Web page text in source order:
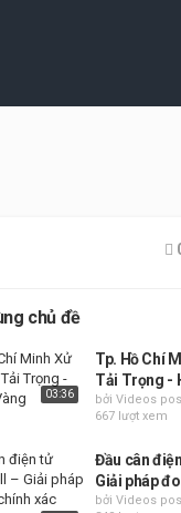
chủ đề
03:36
Tp. Hồ Chí
Tải Trọng -
bởi Videos
667 lượt xem
Đầu cân
Giải pháp
bởi Videos